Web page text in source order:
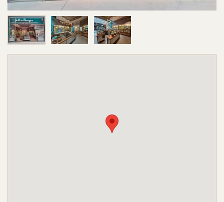
Image 1 sur 3